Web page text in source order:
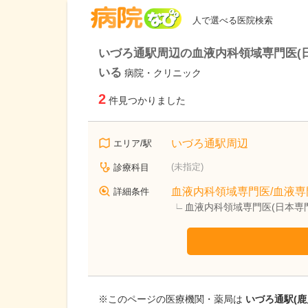
人で選べる医院検索
いづろ通駅周辺の血液内科領域専門医
いる 病院・クリニック
2 件見つかりました
エリア/駅 いづろ通駅周辺
診療科目 (未指定)
詳細条件 血液内科領域専門医/血液
血液内科領域専門医(日本
※このページの医療機関・薬局は いづろ通駅(